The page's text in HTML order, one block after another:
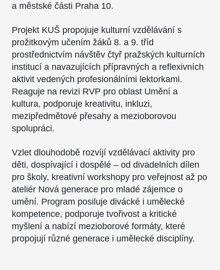
a městské části Praha 10.
Projekt KUŠ propojuje kulturní vzdělávání s
prožitkovým učením žáků 8. a 9. tříd
prostřednictvím návštěv čtyř pražských kulturních
institucí a navazujících přípravných a reflexivních
aktivit vedených profesionálními lektorkami.
Reaguje na revizi RVP pro oblast Umění a
kultura, podporuje kreativitu, inkluzi,
mezipředmětové přesahy a mezioborovou
spolupráci.
Vzlet dlouhodobě rozvíjí vzdělávací aktivity pro
děti, dospívající i dospělé – od divadelních dílen
pro školy, kreativní workshopy pro veřejnost až po
ateliér Nová generace pro mladé zájemce o
umění. Program posiluje divácké i umělecké
kompetence, podporuje tvořivost a kritické
myšlení a nabízí mezioborové formáty, které
propojují různé generace i umělecké disciplíny.